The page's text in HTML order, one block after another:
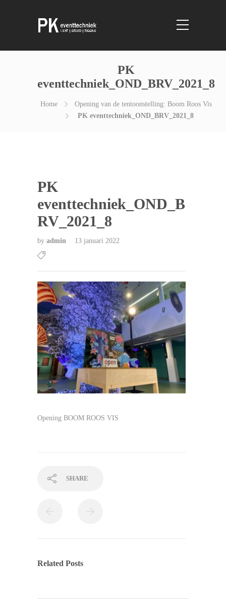
PK
eventtechniek_OND_BRV_2021_8
Home
Opening van de tentoonstelling: Boom Roos Vis
PK eventtechniek_OND_BRV_2021_8
PK
eventtechniek_OND_B
RV_2021_8
by admin 13 januari 2022
Opening BOOM ROOS VIS
SHARE
Related Posts